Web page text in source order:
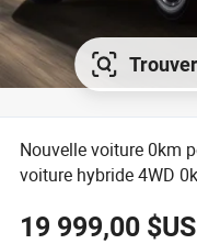
Nouvelle voiture 0km
voiture hybride 4WD
19 999,00 $US